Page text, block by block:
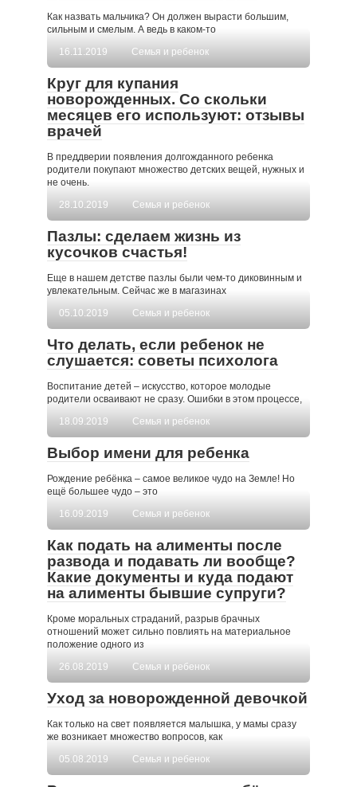
Как назвать мальчика? Он должен вырасти большим,
сильным и смелым. А ведь в каком-то
16.11.2019
Семья и ребенок
Круг для купания
новорожденных. Со скольки
месяцев его используют: отзывы
врачей
В преддверии появления долгожданного ребенка
родители покупают множество детских вещей, нужных и
не очень.
28.10.2019
Семья и ребенок
Пазлы: сделаем жизнь из
кусочков счастья!
Еще в нашем детстве пазлы были чем-то диковинным и
увлекательным. Сейчас же в магазинах
05.10.2019
Семья и ребенок
Что делать, если ребенок не
слушается: советы психолога
Воспитание детей – искусство, которое молодые
родители осваивают не сразу. Ошибки в этом процессе,
18.09.2019
Семья и ребенок
Выбор имени для ребенка
Рождение ребёнка – самое великое чудо на Земле! Но
ещё большее чудо – это
16.09.2019
Семья и ребенок
Как подать на алименты после
развода и подавать ли вообще?
Какие документы и куда подают
на алименты бывшие супруги?
Кроме моральных страданий, разрыв брачных
отношений может сильно повлиять на материальное
положение одного из
26.08.2019
Семья и ребенок
Уход за новорожденной девочкой
Как только на свет появляется малышка, у мамы сразу
же возникает множество вопросов, как
05.08.2019
Семья и ребенок